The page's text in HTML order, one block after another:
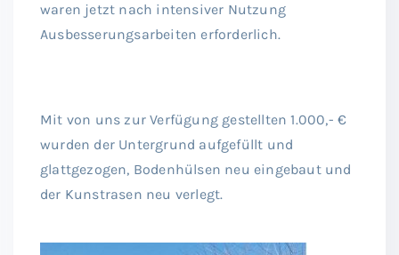
waren jetzt nach intensiver Nutzung
Ausbesserungsarbeiten erforderlich.
Mit von uns zur Verfügung gestellten 1.000,- €
wurden der Untergrund aufgefüllt und
glattgezogen, Bodenhülsen neu eingebaut und
der Kunstrasen neu verlegt.